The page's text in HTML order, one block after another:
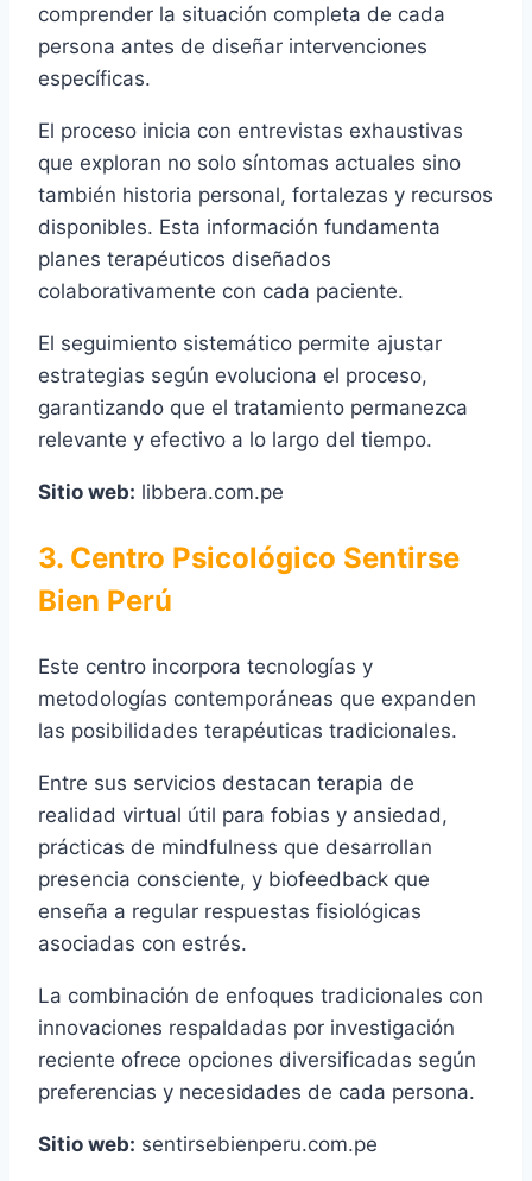
comprender la situación completa de cada
persona antes de diseñar intervenciones
específicas.
El proceso inicia con entrevistas exhaustivas
que exploran no solo síntomas actuales sino
también historia personal, fortalezas y recursos
disponibles. Esta información fundamenta
planes terapéuticos diseñados
colaborativamente con cada paciente.
El seguimiento sistemático permite ajustar
estrategias según evoluciona el proceso,
garantizando que el tratamiento permanezca
relevante y efectivo a lo largo del tiempo.
Sitio web: libbera.com.pe
3. Centro Psicológico Sentirse
Bien Perú
Este centro incorpora tecnologías y
metodologías contemporáneas que expanden
las posibilidades terapéuticas tradicionales.
Entre sus servicios destacan terapia de
realidad virtual útil para fobias y ansiedad,
prácticas de mindfulness que desarrollan
presencia consciente, y biofeedback que
enseña a regular respuestas fisiológicas
asociadas con estrés.
La combinación de enfoques tradicionales con
innovaciones respaldadas por investigación
reciente ofrece opciones diversificadas según
preferencias y necesidades de cada persona.
Sitio web: sentirsebienperu.com.pe